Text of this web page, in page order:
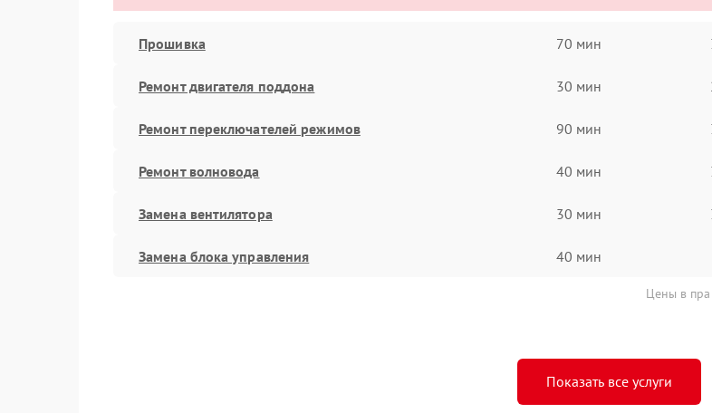
Прошивка 70 мин
Ремонт двигателя поддона 30 мин
Ремонт переключателей режимов 90 мин
Ремонт волновода 40 мин
Замена вентилятора 30 мин
Замена блока управления 40 мин
Цены в
Показать все услуги